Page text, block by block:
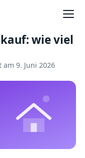
wie viel
am 9. Juni 2026